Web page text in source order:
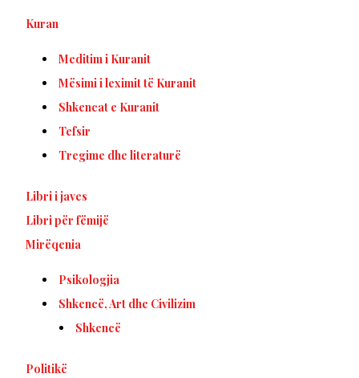
Kuran
Meditim i Kuranit
Mësimi i leximit të Kuranit
Shkencat e Kuranit
Tefsir
Tregime dhe literaturë
Libri i javes
Libri për fëmijë
Mirëqenia
Psikologjia
Shkencë, Art dhe Civilizim
Shkencë
Politikë